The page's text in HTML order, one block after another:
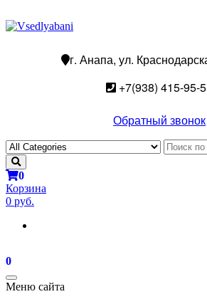
г. Анапа, ул.
+7(938) 415-95-
Обратный звонок
0
Корзина
0 руб.
0
Toggle
navigation
Меню сайта